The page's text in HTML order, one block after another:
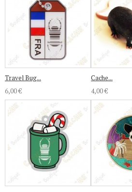
Travel Bug...
6,00 €
Cache...
4,00 €